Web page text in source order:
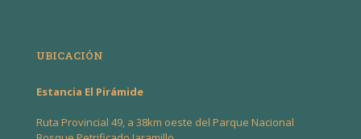
UBICACIÓN
Estancia El Pirámide
Ruta Provincial 49, a 38km oeste del Parque Nacional